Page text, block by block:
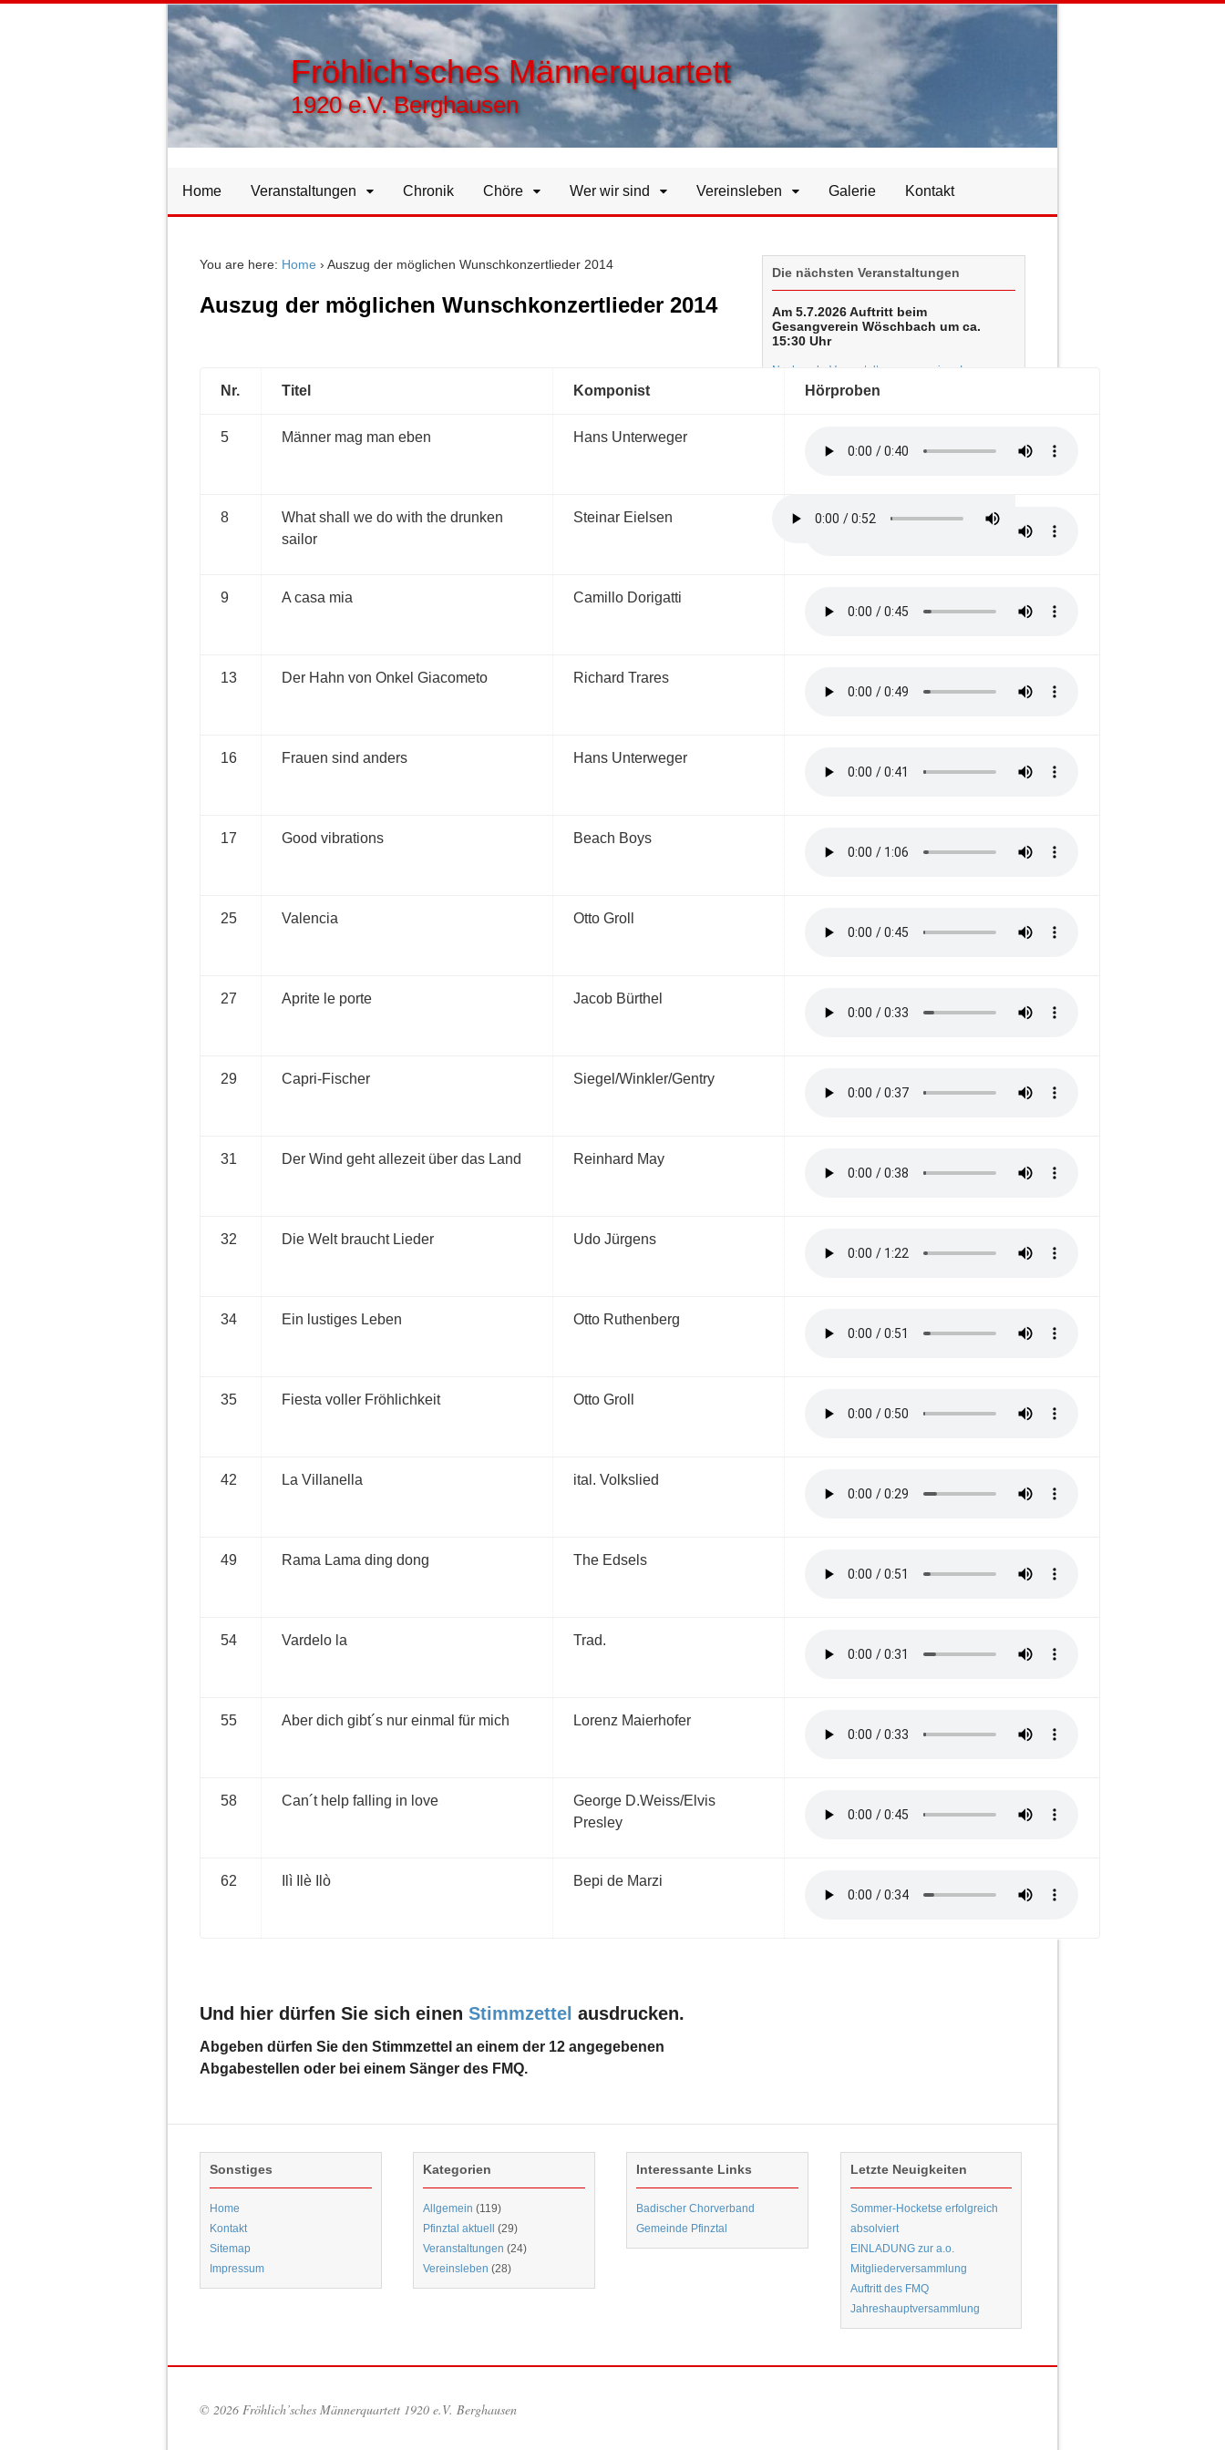
Fröhlich'sches Männerquartett
1920 e.V. Berghausen
Home Veranstaltungen Chronik Chöre Wer wir sind Vereinsleben Galerie Kontakt
You are here: Home › Auszug der möglichen Wunschkonzertlieder 2014
Auszug der möglichen Wunschkonzertlieder 2014
Nr. Titel Komponist Hörproben
5 Männer mag man eben Hans Unterweger
8
What shall we do with the drunken
sailor
Steinar Eielsen
9 A casa mia Camillo Dorigatti
13 Der Hahn von Onkel Giacometo Richard Trares
16 Frauen sind anders Hans Unterweger
17 Good vibrations Beach Boys
25 Valencia Otto Groll
27 Aprite le porte Jacob Bürthel
29 Capri-Fischer Siegel/Winkler/Gentry
31 Der Wind geht allezeit über das Land Reinhard May
32 Die Welt braucht Lieder Udo Jürgens
34 Ein lustiges Leben Otto Ruthenberg
35 Fiesta voller Fröhlichkeit Otto Groll
42 La Villanella ital. Volkslied
49 Rama Lama ding dong The Edsels
54 Vardelo la Trad.
55 Aber dich gibt´s nur einmal für mich Lorenz Maierhofer
58 Can´t help falling in love
George D.Weiss/Elvis
Presley
62 Ilì Ilè Ilò Bepi de Marzi
Und hier dürfen Sie sich einen Stimmzettel ausdrucken.
Abgeben dürfen Sie den Stimmzettel an einem der 12 angegebenen
Abgabestellen oder bei einem Sänger des FMQ.
Die nächsten Veranstaltungen
Am 5.7.2026 Auftritt beim
Gesangverein Wöschbach um ca.
15:30 Uhr
Noch mehr Veranstaltungen anzeigen!
Hören Sie doch mal rein!
Sonstiges
Home
Kontakt
Sitemap
Impressum
Kategorien
Allgemein (119)
Pfinztal aktuell (29)
Veranstaltungen (24)
Vereinsleben (28)
Interessante Links
Badischer Chorverband
Gemeinde Pfinztal
Letzte Neuigkeiten
Sommer-Hocketse erfolgreich
absolviert
EINLADUNG zur a.o.
Mitgliederversammlung
Auftritt des FMQ
Jahreshauptversammlung
© 2026 Fröhlich’sches Männerquartett 1920 e.V. Berghausen